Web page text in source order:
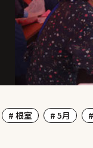
# 根室 # 5月